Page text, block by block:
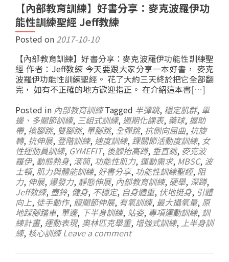
【內部教育訓練】好書分享：麥克波羅伊功
能性訓練聖經 Jeff教練
Posted on 2017-10-10
【內部教育訓練】好書分享：麥克波羅伊功能性訓練聖
經 作者：Jeff教練 今天要跟大家分享一本好書， 麥克
波羅伊功能性訓練聖經。 花了大約三天終於把它全部翻
完， 如有不正確的地方歡迎指正。 在介紹這本書[…]
Posted in 內部教育訓練 Tagged 半彈跳, 穩定肌群, 單
邊、多關節訓練, 三組式訓練, 週期化課表, 藥球, 握助
帶, 換腳跳, 雙腳跳, 單腳跳, 全彈跳, 抗側向屈曲, 抗旋
轉, 抗伸展, 登階訓練, 速度訓練, 踝關節活動度訓練, 女
性運動員訓練, GYMEFIT, 後腳抬高蹲, 垂直跳, 麥克波
羅伊, 動態熱身, 滾筒, 功能性肌力, 運動需求, MBSC, 波
士頓, 肌力與體能訓練, 好書分享, 功能性訓練聖經, 阻
力, 伸展, 爆發力, 靜態伸展, 內部教育訓練, 硬舉, 深蹲,
Jeff教練, 壺鈴, 健身, 不穩定, 自身體重, 伏地挺身, 引體
向上, 徒手動作, 髖關節伸展, 有氧訓練, 最大攝氧量, 原
地踩腳踏車, 單邊, 下半身訓練, 站姿, 專項運動訓練, 訓
練計畫, 運動表現, 奧林匹克舉重, 增強式訓練, 上半身訓
練, 核心訓練 Leave a comment